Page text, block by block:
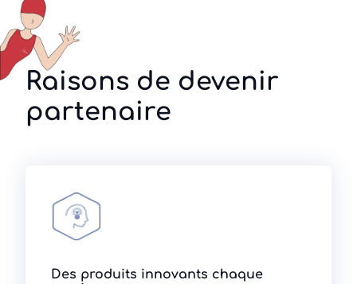
Raisons de devenir
partenaire
Des produits innovants chaque